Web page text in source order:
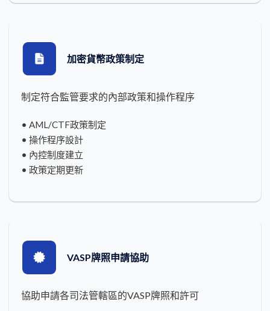
加密貨幣政策制定
制定符合監管要求的內部政策和操作程序
• AML/CTF政策制定
• 操作程序設計
• 內控制度建立
• 政策定期更新
VASP牌照申請協助
協助申請各司法管轄區的VASP牌照和許可